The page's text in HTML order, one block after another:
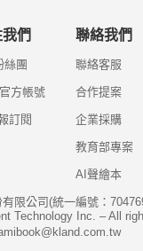
我們
絲團
方帳號
訂閱
聯絡我們
聯絡客服
合作提案
企業採購
教育部專案
AI聲繪本
限公司(統一編號：
Technology Inc. – All